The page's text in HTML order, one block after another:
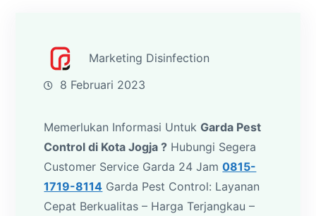
Marketing Disinfection
8 Februari 2023
Memerlukan Informasi UntukGarda Pest
Control di Kota Jogja ? Hubungi Segera
Customer Service Garda 24 Jam0815-
1719-8114 Garda Pest Control: Layanan
Cepat Berkualitas – Harga Terjangkau –